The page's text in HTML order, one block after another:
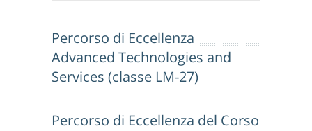
Percorso di Eccellenza
Advanced Technologies and
Services (classe LM-27)
Percorso di Eccellenza del Corso